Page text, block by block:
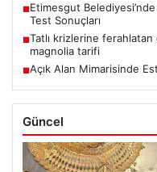
■Etimesgut
Test Sonuçları
■Tatlı krizlerine
magnolia tarifi
■Açık Alan Mimarisinde
Güncel